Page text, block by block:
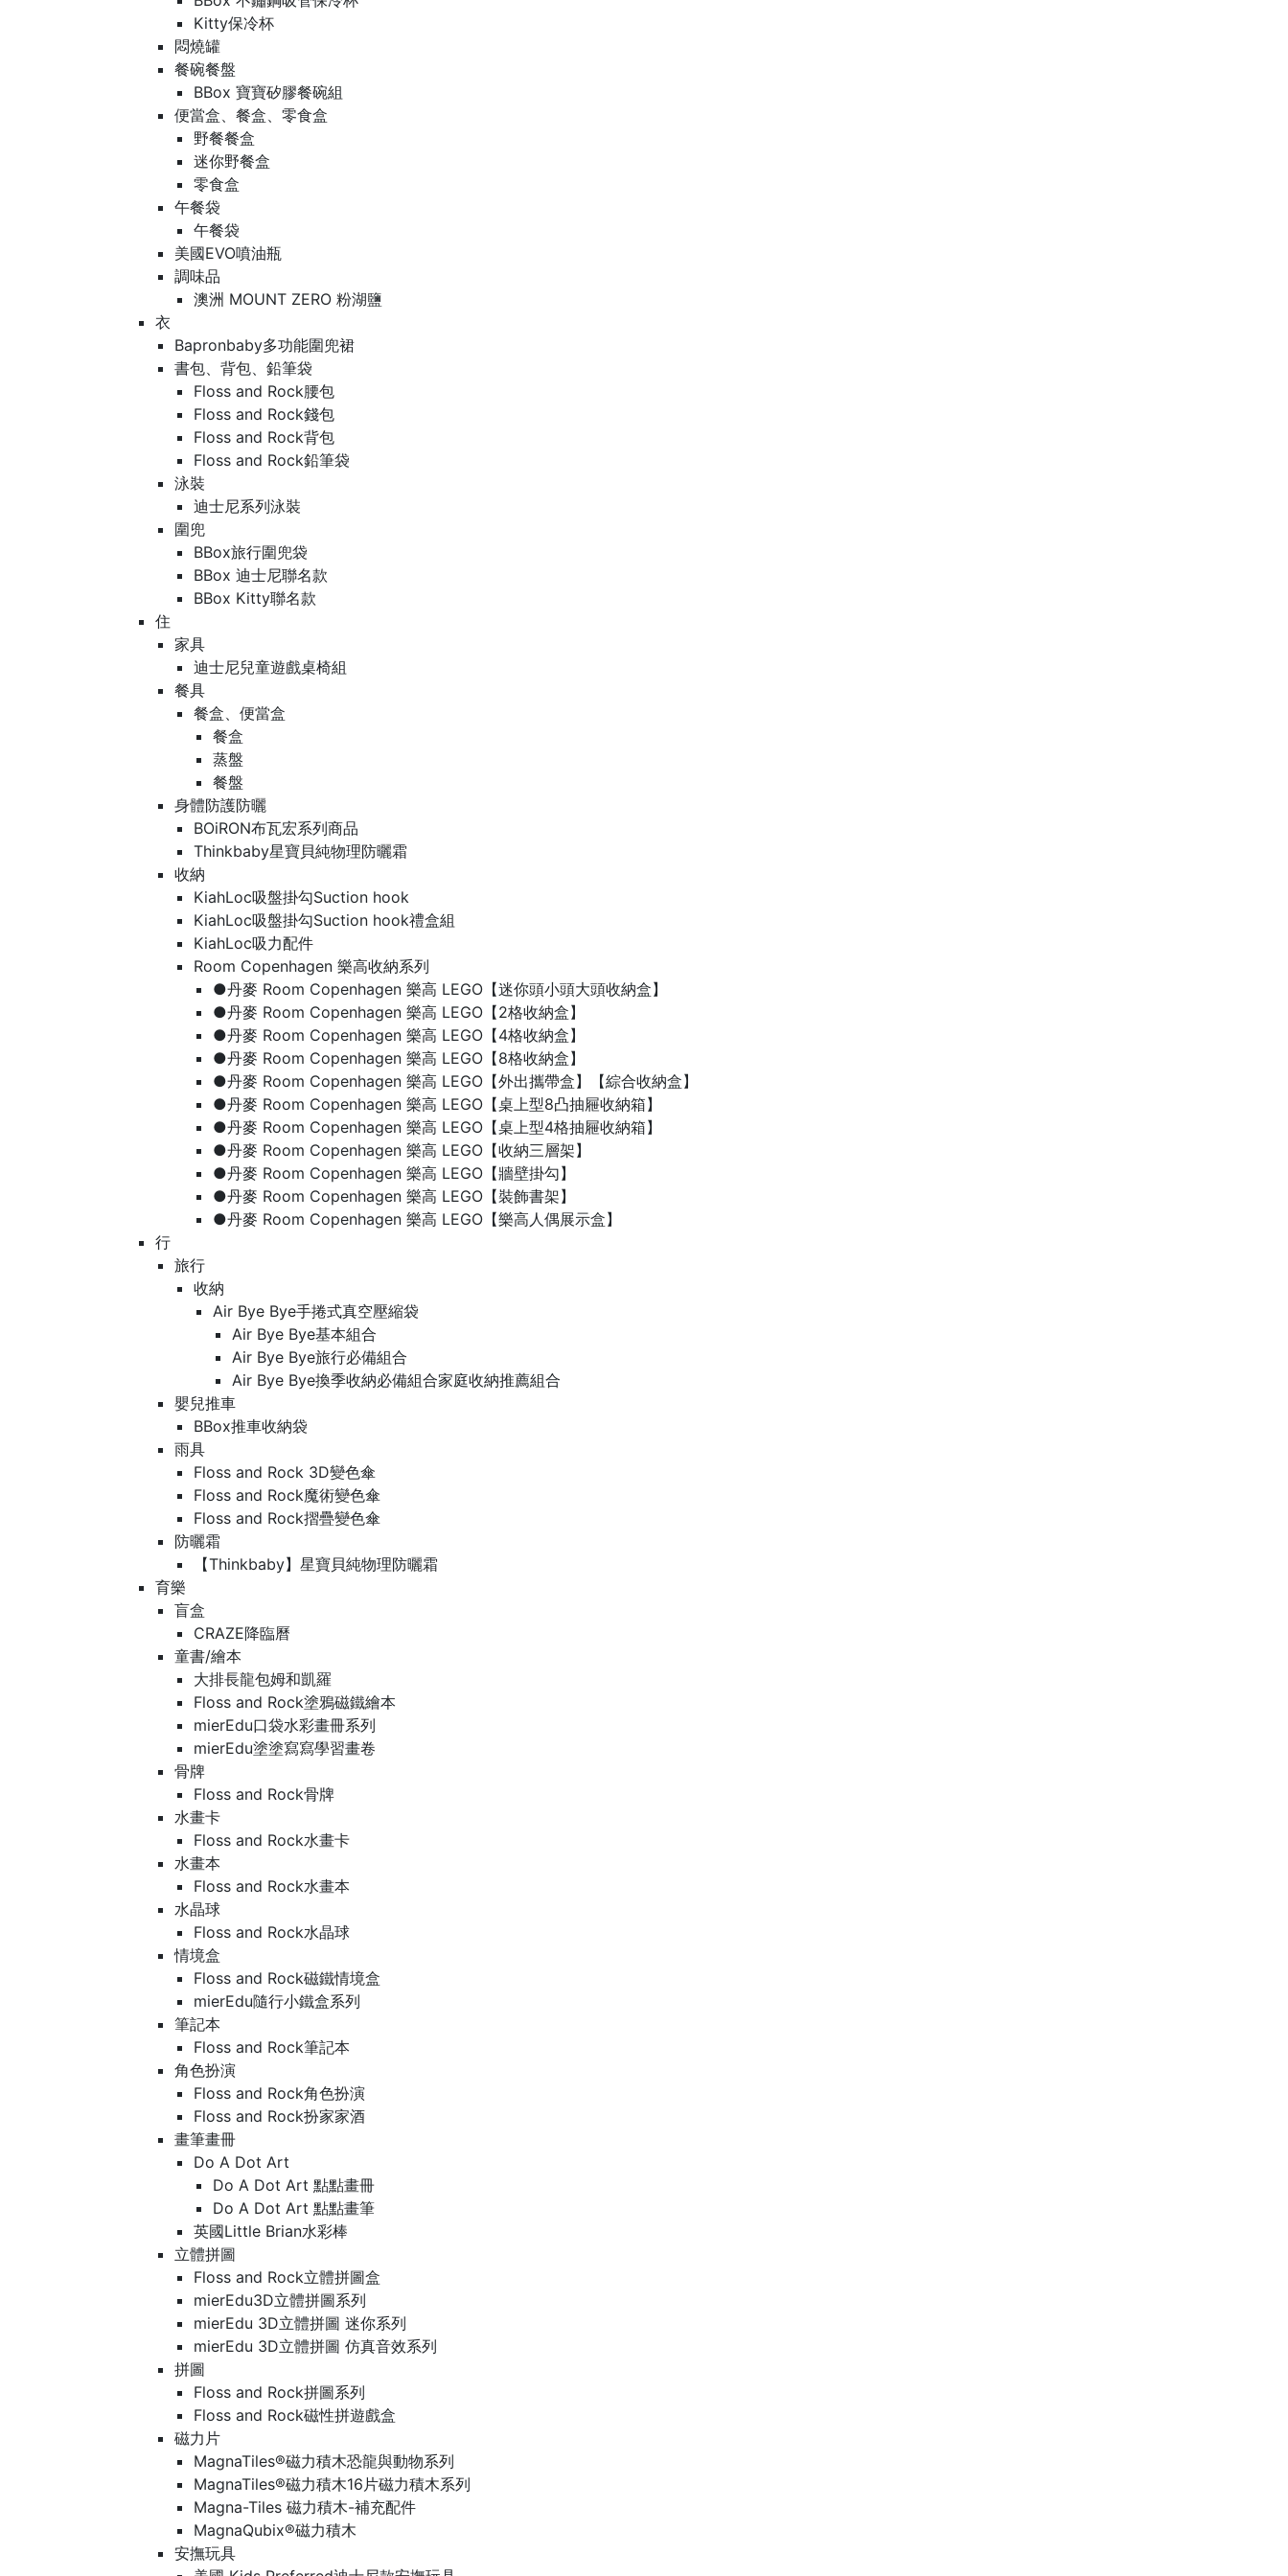
Kitty保冷杯
悶燒罐
餐碗餐盤
BBox 寶寶矽膠餐碗組
便當盒、餐盒、零食盒
野餐餐盒
迷你野餐盒
零食盒
午餐袋
午餐袋
美國EVO噴油瓶
調味品
澳洲 MOUNT ZERO 粉湖鹽
衣
Bapronbaby多功能圍兜裙
書包、背包、鉛筆袋
Floss and Rock腰包
Floss and Rock錢包
Floss and Rock背包
Floss and Rock鉛筆袋
泳裝
迪士尼系列泳裝
圍兜
BBox旅行圍兜袋
BBox 迪士尼聯名款
BBox Kitty聯名款
住
家具
迪士尼兒童遊戲桌椅組
餐具
餐盒、便當盒
餐盒
蒸盤
餐盤
身體防護防曬
BOiRON布瓦宏系列商品
Thinkbaby星寶貝純物理防曬霜
收納
KiahLoc吸盤掛勾Suction hook
KiahLoc吸盤掛勾Suction hook禮盒組
KiahLoc吸力配件
Room Copenhagen 樂高收納系列
●丹麥 Room Copenhagen 樂高 LEGO【迷你頭小頭大頭收納盒】
●丹麥 Room Copenhagen 樂高 LEGO【2格收納盒】
●丹麥 Room Copenhagen 樂高 LEGO【4格收納盒】
●丹麥 Room Copenhagen 樂高 LEGO【8格收納盒】
●丹麥 Room Copenhagen 樂高 LEGO【外出攜帶盒】【綜合收納盒】
●丹麥 Room Copenhagen 樂高 LEGO【桌上型8凸抽屜收納箱】
●丹麥 Room Copenhagen 樂高 LEGO【桌上型4格抽屜收納箱】
●丹麥 Room Copenhagen 樂高 LEGO【收納三層架】
●丹麥 Room Copenhagen 樂高 LEGO【牆壁掛勾】
●丹麥 Room Copenhagen 樂高 LEGO【裝飾書架】
●丹麥 Room Copenhagen 樂高 LEGO【樂高人偶展示盒】
行
旅行
收納
Air Bye Bye手捲式真空壓縮袋
Air Bye Bye基本組合
Air Bye Bye旅行必備組合
Air Bye Bye換季收納必備組合家庭收納推薦組合
嬰兒推車
BBox推車收納袋
雨具
Floss and Rock 3D變色傘
Floss and Rock魔術變色傘
Floss and Rock摺疊變色傘
防曬霜
【Thinkbaby】星寶貝純物理防曬霜
育樂
盲盒
CRAZE降臨曆
童書/繪本
大排長龍包姆和凱羅
Floss and Rock塗鴉磁鐵繪本
mierEdu口袋水彩畫冊系列
mierEdu塗塗寫寫學習畫卷
骨牌
Floss and Rock骨牌
水畫卡
Floss and Rock水畫卡
水畫本
Floss and Rock水畫本
水晶球
Floss and Rock水晶球
情境盒
Floss and Rock磁鐵情境盒
mierEdu隨行小鐵盒系列
筆記本
Floss and Rock筆記本
角色扮演
Floss and Rock角色扮演
Floss and Rock扮家家酒
畫筆畫冊
Do A Dot Art
Do A Dot Art 點點畫冊
Do A Dot Art 點點畫筆
英國Little Brian水彩棒
立體拼圖
Floss and Rock立體拼圖盒
mierEdu3D立體拼圖系列
mierEdu 3D立體拼圖 迷你系列
mierEdu 3D立體拼圖 仿真音效系列
拼圖
Floss and Rock拼圖系列
Floss and Rock磁性拼遊戲盒
磁力片
MagnaTiles®磁力積木恐龍與動物系列
MagnaTiles®磁力積木16片磁力積木系列
Magna-Tiles 磁力積木-補充配件
MagnaQubix®磁力積木
安撫玩具